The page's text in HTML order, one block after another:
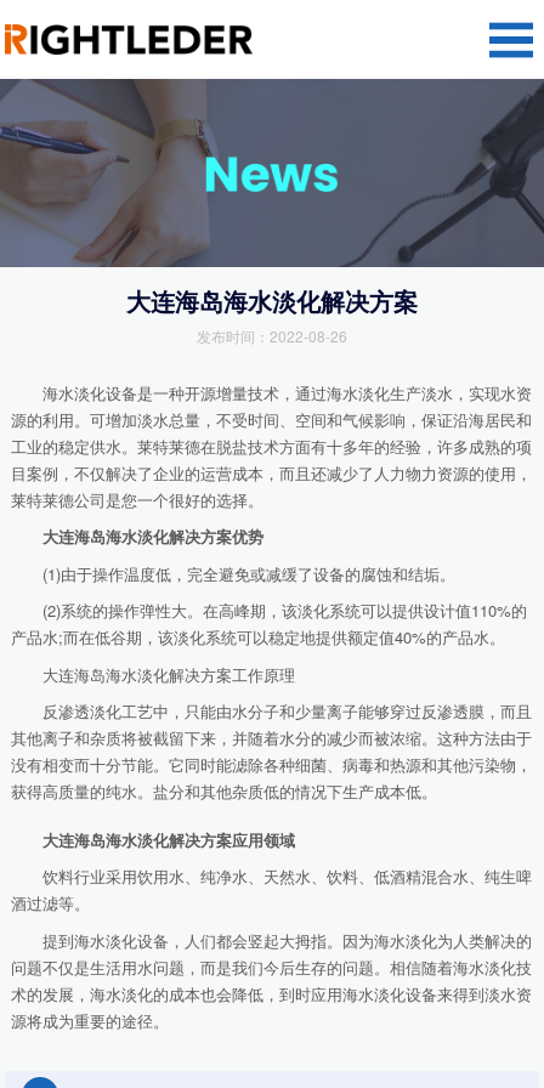
大连海岛海水淡化解决方案
发布时间：2022-08-26
海水淡化设备是一种开源增量技术，通过海水淡化生产淡水，实现水资
源的利用。可增加淡水总量，不受时间、空间和气候影响，保证沿海居民和
工业的稳定供水。莱特莱德在脱盐技术方面有十多年的经验，许多成熟的项
目案例，不仅解决了企业的运营成本，而且还减少了人力物力资源的使用，
莱特莱德公司是您一个很好的选择。
大连海岛海水淡化解决方案优势
(1)由于操作温度低，完全避免或减缓了设备的腐蚀和结垢。
(2)系统的操作弹性大。在高峰期，该淡化系统可以提供设计值110%的
产品水;而在低谷期，该淡化系统可以稳定地提供额定值40%的产品水。
大连海岛海水淡化解决方案工作原理
反渗透淡化工艺中，只能由水分子和少量离子能够穿过反渗透膜，而且
其他离子和杂质将被截留下来，并随着水分的减少而被浓缩。这种方法由于
没有相变而十分节能。它同时能滤除各种细菌、病毒和热源和其他污染物，
获得高质量的纯水。盐分和其他杂质低的情况下生产成本低。
大连海岛海水淡化解决方案应用领域
饮料行业采用饮用水、纯净水、天然水、饮料、低酒精混合水、纯生啤
酒过滤等。
提到海水淡化设备，人们都会竖起大拇指。因为海水淡化为人类解决的
问题不仅是生活用水问题，而是我们今后生存的问题。相信随着海水淡化技
术的发展，海水淡化的成本也会降低，到时应用海水淡化设备来得到淡水资
源将成为重要的途径。